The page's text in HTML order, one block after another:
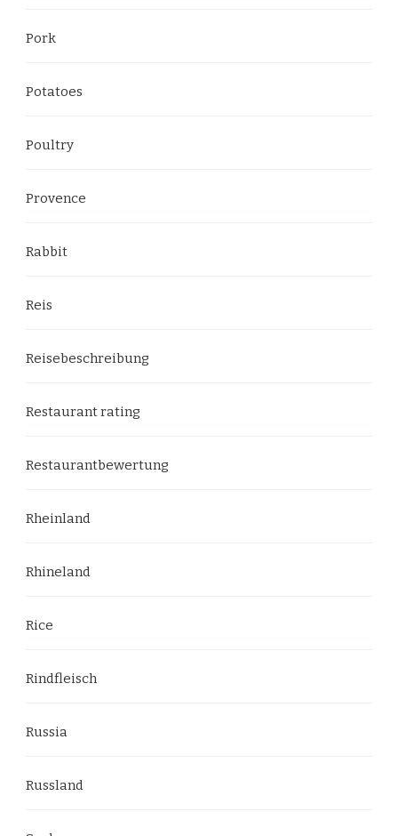
Pork
Potatoes
Poultry
Provence
Rabbit
Reis
Reisebeschreibung
Restaurant rating
Restaurantbewertung
Rheinland
Rhineland
Rice
Rindfleisch
Russia
Russland